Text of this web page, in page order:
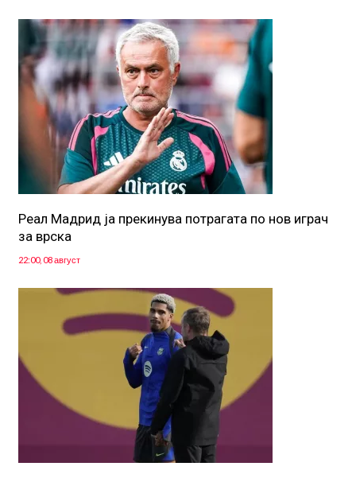
Реал Мадрид ја прекинува потрагата по нов играч
за врска
22:00, 08 август